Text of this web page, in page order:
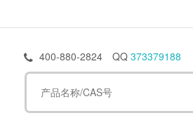
400-880-2824 QQ 373379188